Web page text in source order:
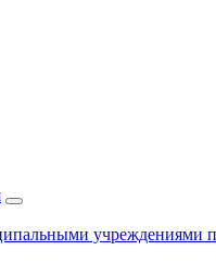
учреждениями